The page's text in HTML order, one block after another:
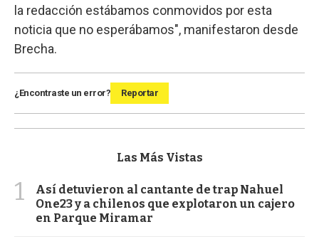
la redacción estábamos conmovidos por esta
noticia que no esperábamos", manifestaron desde
Brecha.
¿Encontraste un error? Reportar
Las Más Vistas
1
Así detuvieron al cantante de trap Nahuel
One23 y a chilenos que explotaron un cajero
en Parque Miramar